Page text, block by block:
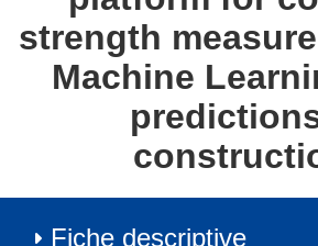
strength
Machine
Fiche descriptive